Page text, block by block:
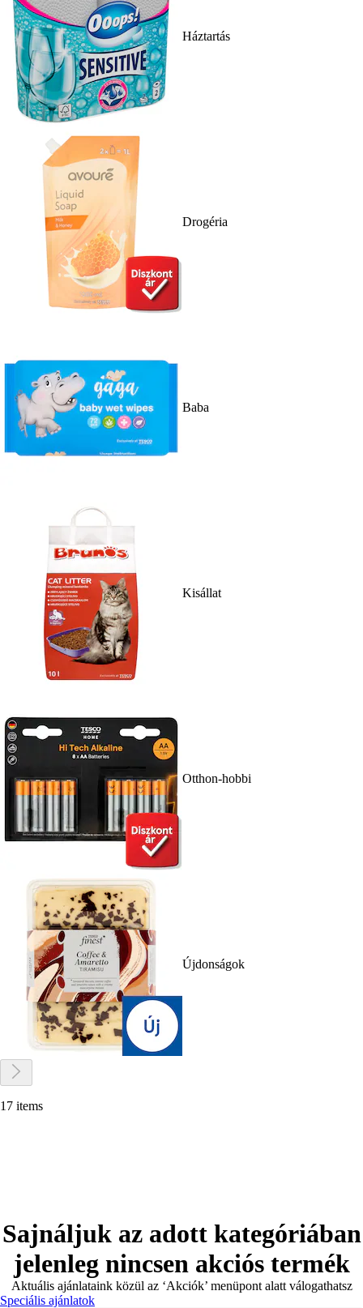
Háztartás
Drogéria
Baba
Kisállat
Otthon-hobbi
Újdonságok
17 items
Sajnáljuk az adott kategóriában
jelenleg nincsen akciós termék
Aktuális ajánlataink közül az ‘Akciók’ menüpont alatt válogathatsz
Speciális ajánlatok